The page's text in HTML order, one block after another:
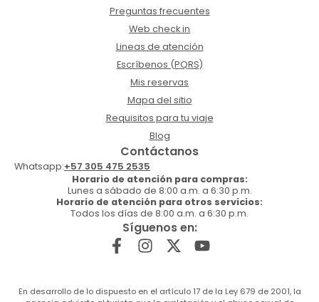
Preguntas frecuentes
Web check in
Lineas de atención
Escríbenos (PQRS)
Mis reservas
Mapa del sitio
Requisitos para tu viaje
Blog
Contáctanos
Whatsapp:+57 305 475 2535
Horario de atención para compras:
Lunes a sábado de 8:00 a.m. a 6:30 p.m.
Horario de atención para otros servicios:
Todos los días de 8:00 a.m. a 6:30 p.m.
Síguenos en:
En desarrollo de lo dispuesto en el artículo 17 de la Ley 679 de 2001, la